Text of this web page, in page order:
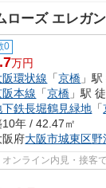
ローズ エレガ
0
万円
阪環状線 「京橋 」
阪本線 「京橋 」駅
下鉄長堀鶴見緑地 「
10年 / 42.47㎡
阪府大阪市城東区野
ンライン内見・接客